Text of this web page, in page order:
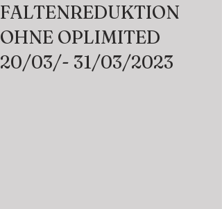
FALTENREDUKTION
OHNE OPLIMITED
20/03/- 31/03/2023